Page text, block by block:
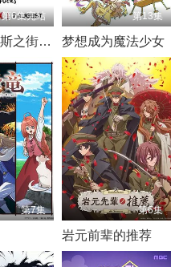
第6集完结
瑞奇·热维斯之街猫一族
第13集
梦想成为魔法少女
第7集 第6集
岩元前辈的推荐